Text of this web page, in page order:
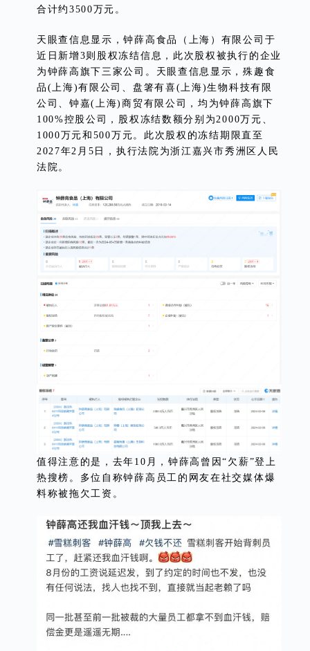
合计约3500万元。
天眼查信息显示，钟薛高食品（上海）有限公司于
近日新增3则股权冻结信息，此次股权被执行的企业
为钟薛高旗下三家公司。天眼查信息显示，殊趣食
品(上海)有限公司、盘箸有喜(上海)生物科技有限
公司、钟嘉(上海)商贸有限公司，均为钟薛高旗下
100%控股公司，股权冻结数额分别为2000万元、
1000万元和500万元。此次股权的冻结期限直至
2027年2月5日，执行法院为浙江嘉兴市秀洲区人民
法院。
值得注意的是，去年10月，钟薛高曾因“欠薪”登上
热搜榜。多位自称钟薛高员工的网友在社交媒体爆
料称被拖欠工资。